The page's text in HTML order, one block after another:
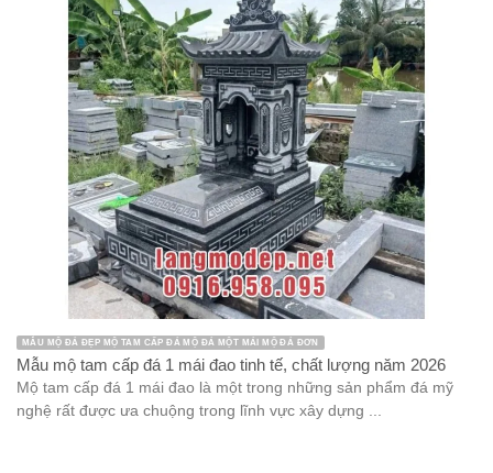
MẪU MỘ ĐÁ ĐẸP MỘ TAM CẤP ĐÁ MỘ ĐÁ MỘT MÁI MỘ ĐÁ ĐƠN
Mẫu mộ tam cấp đá 1 mái đao tinh tế, chất lượng năm 2026
Mộ tam cấp đá 1 mái đao là một trong những sản phẩm đá mỹ
nghệ rất được ưa chuộng trong lĩnh vực xây dựng ...